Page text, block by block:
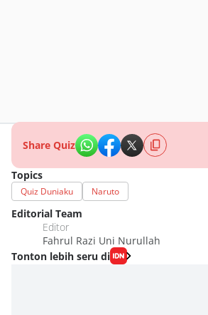
Share Quiz
Topics
Quiz Duniaku Naruto
Editorial Team
Editor
Fahrul Razi Uni Nurullah
Tonton lebih seru di